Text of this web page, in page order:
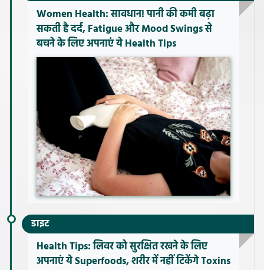
Women Health: सावधान! पानी की कमी बढ़ा
सकती है दर्द, Fatigue और Mood Swings से
बचने के लिए अपनाएं ये Health Tips
डाइट
Health Tips: लिवर को सुरक्षित रखने के लिए
अपनाएं ये Superfoods, शरीर में नहीं टिकेंगे Toxins